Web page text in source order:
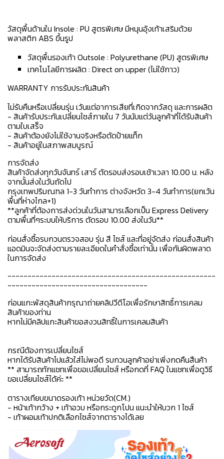
วัสดุพื้นด้านใน Insole : PU สูตรพิเศษ มีหนุนอุ้งเท้าเสริมด้วย
พลาสติก ABS ขึ้นรูป
วัสดุพื้นรองเท้า Outsole : Polyurethane (PU) สูตรพิเศษ
เทคโนโลยีการผลิต : Direct on upper (ไม่ใช้กาว)
WARRANTY การรับประกันสินค้า
ไม่รับคืนหรือเปลี่ยนรุ่น เว้นแต่อาการเสียที่เกิดจากวัสดุ และการผลิต
- สินค้ารับประกันเปลี่ยนไซส์ภายใน 7 วันนับแต่วันลูกค้าที่ได้รับสินค้า
ตามใบเสร็จ
- สินค้าต้องยังไม่ใช้งานจริงหรือตัดป้ายแท็ก
- สินค้าอยู่ในสภาพสมบูรณ์
การจัดส่ง
สินค้าจัดส่งทุกวันจันทร์ เสาร์ ตัดรอบส่งรอบเช้าเวลา 10.00 น. หลัง
จากนั้นส่งในวันถัดไป
กรุงเทพปริมณฑล 1-3 วันทำการ ต่างจังหวัด 3-4 วันทำการ(ยกเว้น
พื้นที่ห่างไกล+1)
**ลูกค้าที่ต้องการส่งด่วนในวันสามารเลือกเป็น Express Delivery
ตามพื้นที่ๆระบบให้บริการ ตัดรอบ 10.00 ส่งในวัน**
ก่อนสั่งซื้อรบกวนตรวจสอบ รุ่น สี ไซส์ และที่อยู่จัดส่ง ก่อนสั่งสินค้า
แอดมินจะจัดส่งตามรายละเอียดในคำสั่งซื้อเท่านั้น เพื่อกันผิดพลาด
ในการจัดส่ง
----------------------------------------------------
-----------------------------------
ก่อนแกะพัสดุสินค้ากรุณาถ่ายคลิปวีดีโอเพื่อรักษาสิทธิ์การเคลม
สินค้าของท่าน
หากไม่มีคลิปแกะสินค้าขอสงวนสิทธิ์ในการเคลมสินค้า
กรณีต้องการเปลี่ยนไซส์
หากได้รับสินค้าไปแล้วใส่ไม่พอดี รบกวนลูกค้าอย่าเพิ่งกดคืนสืนค้า
** สามารถทักแชทเพื่อขอเปลี่ยนไซส์ หรือกดที่ FAQ ในแชทเพื่อดูวิธี
ขอเปลี่ยนไซส์ได้ค่ะ **
ตารางเทียบขนาดรองเท้า หน่วยวัด(CM.)
- หน้าเท้ากว้าง + เท้าอวบ หรือกระดูกโปน แนะนำให้บวก 1 ไซส์
- เท้าผอมเท้าปกติเลือกไซส์จากตารางได้เลย